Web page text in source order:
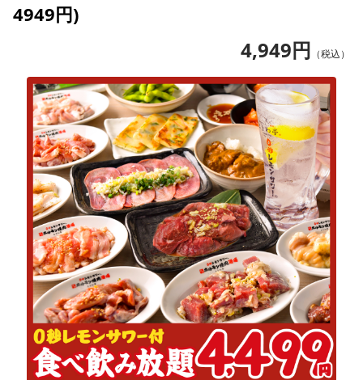
4949円)
4,949円 （税込）